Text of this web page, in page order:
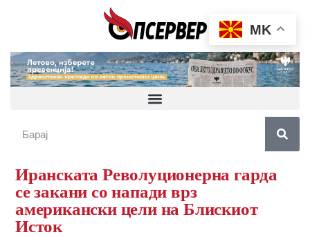
Иранската Револуционерна гарда
се закани со напади врз
американски цели на Блискиот
Исток
MK